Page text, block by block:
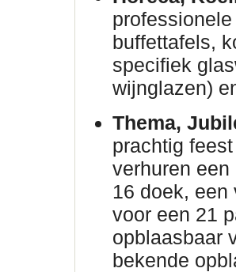
buffettafels,
specifiek
wijnglazen)
Thema,
prachtig
verhuren
16 doek, een
voor een 21
opblaasbaar
bekende